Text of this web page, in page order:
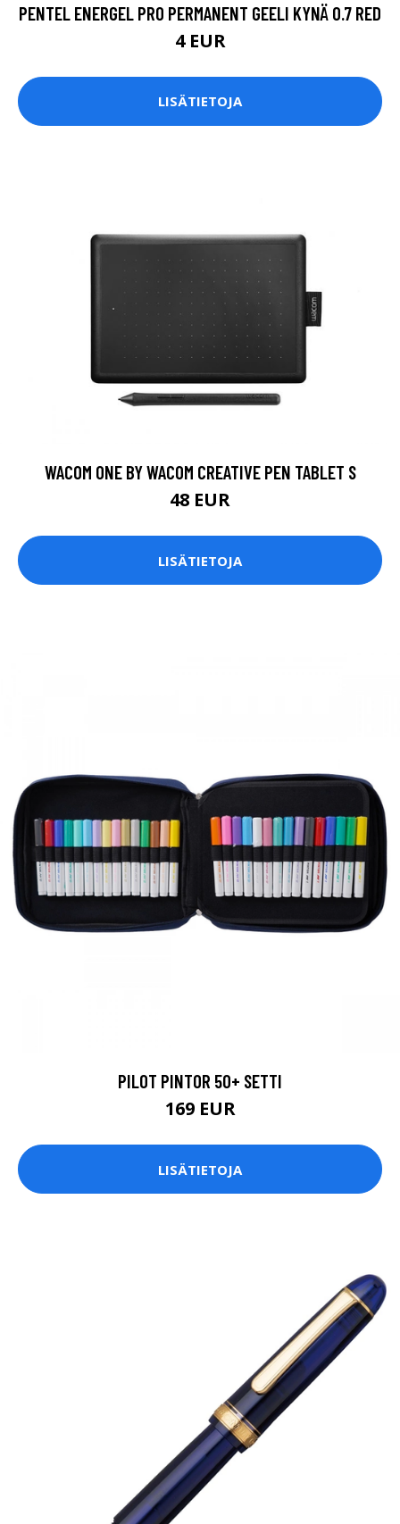
PENTEL ENERGEL PRO PERMANENT GEELI KYNÄ 0.7 RED
4 EUR
LISÄTIETOJA
WACOM ONE BY WACOM CREATIVE PEN TABLET S
48 EUR
LISÄTIETOJA
PILOT PINTOR 50+ SETTI
169 EUR
LISÄTIETOJA